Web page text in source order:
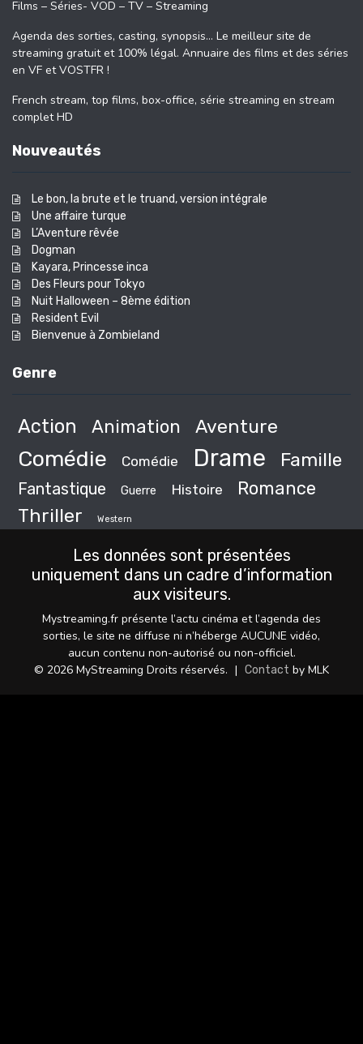
Films – Séries- VOD – TV – Streaming
Agenda des sorties, casting, synopsis… Le meilleur site de
streaming gratuit et 100% légal. Annuaire des films et des séries
en VF et VOSTFR !
French stream, top films, box-office, série streaming en stream
complet HD
Nouveautés
Le bon, la brute et le truand, version intégrale
Une affaire turque
L’Aventure rêvée
Dogman
Kayara, Princesse inca
Des Fleurs pour Tokyo
Nuit Halloween – 8ème édition
Resident Evil
Bienvenue à Zombieland
Genre
Action Animation Aventure
Comédie Comédie Drame Famille
Fantastique Guerre Histoire Romance
Thriller Western
Les données sont présentées
uniquement dans un cadre d’information
aux visiteurs.
Mystreaming.fr présente l’actu cinéma et l’agenda des
sorties, le site ne diffuse ni n’héberge AUCUNE vidéo,
aucun contenu non-autorisé ou non-officiel.
© 2026 MyStreaming Droits réservés. | Contact by MLK